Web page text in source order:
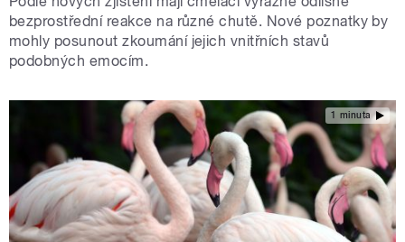
bezprostřední reakce na různé chutě. Nové poznatky by
mohly posunout zkoumání jejich vnitřních stavů
podobných emocím.
1 minuta